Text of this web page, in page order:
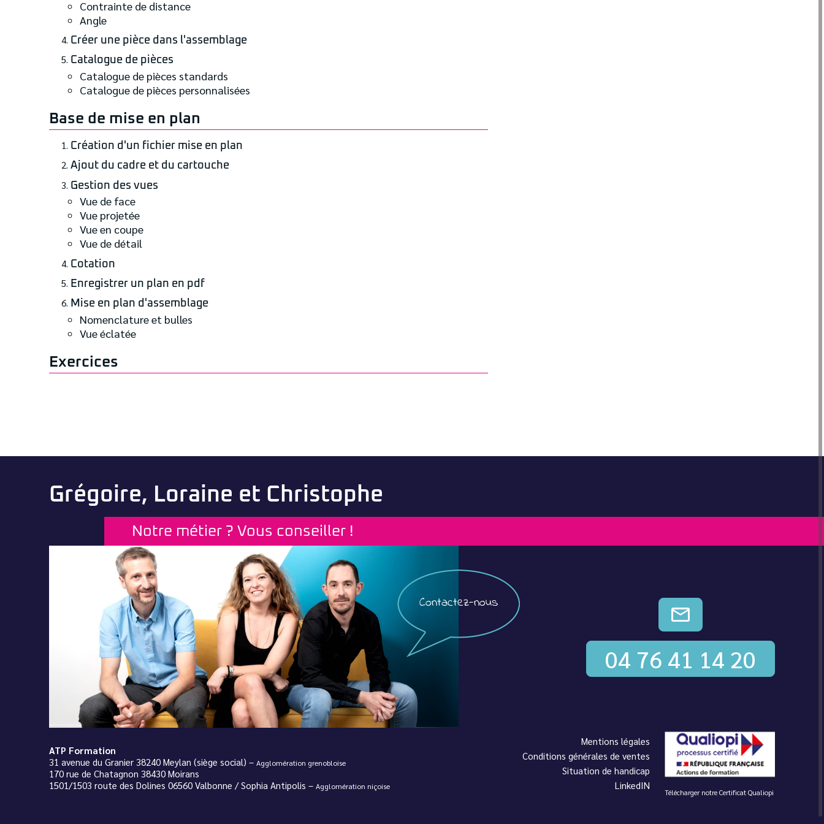
Contrainte de distance
Angle
Créer une pièce dans l'assemblage
Catalogue de pièces
Catalogue de pièces standards
Catalogue de pièces personnalisées
Base de mise en plan
Création d'un fichier mise en plan
Ajout du cadre et du cartouche
Gestion des vues
Vue de face
Vue projetée
Vue en coupe
Vue de détail
Cotation
Enregistrer un plan en pdf
Mise en plan d'assemblage
Nomenclature et bulles
Vue éclatée
Exercices
Grégoire, Loraine et Christophe
Notre métier ? Vous conseiller !
Contactez-nous
CONTACTEZ-NOUS
04 76 41 14 20
ATP Formation
31 avenue du Granier 38240 Meylan (siège social) – Agglomération grenobloise
170 rue de Chatagnon 38430 Moirans
1501/1503 route des Dolines 06560 Valbonne / Sophia Antipolis – Agglomération niçoise
Mentions légales
Conditions générales de ventes
Situation de handicap
LinkedIN
Télécharger notre Certificat Qualiopi